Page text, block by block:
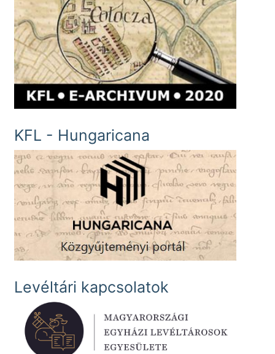
KFL - Hungaricana
Levéltári kapcsolatok